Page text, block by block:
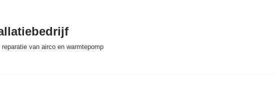
van airco en warmtepomp